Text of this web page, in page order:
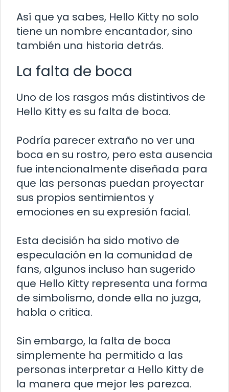
Así que ya sabes, Hello Kitty no solo
tiene un nombre encantador, sino
también una historia detrás.
La falta de boca
Uno de los rasgos más distintivos de
Hello Kitty es su falta de boca.
Podría parecer extraño no ver una
boca en su rostro, pero esta ausencia
fue intencionalmente diseñada para
que las personas puedan proyectar
sus propios sentimientos y
emociones en su expresión facial.
Esta decisión ha sido motivo de
especulación en la comunidad de
fans, algunos incluso han sugerido
que Hello Kitty representa una forma
de simbolismo, donde ella no juzga,
habla o critica.
Sin embargo, la falta de boca
simplemente ha permitido a las
personas interpretar a Hello Kitty de
la manera que mejor les parezca.